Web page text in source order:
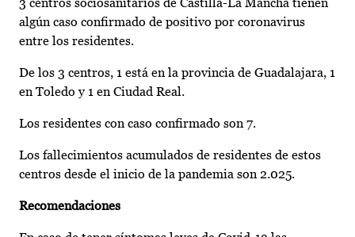
algún caso confirmado de positivo por coronavirus
entre los residentes.
De los 3 centros, 1 está en la provincia de Guadalajara, 1
en Toledo y 1 en Ciudad Real.
Los residentes con caso confirmado son 7.
Los fallecimientos acumulados de residentes de estos
centros desde el inicio de la pandemia son 2.025.
Recomendaciones